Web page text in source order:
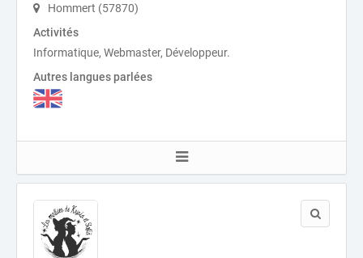
Hommert (57870)
Activités
Informatique, Webmaster, Développeur.
Autres langues parlées